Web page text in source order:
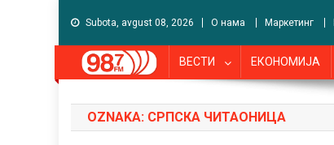
Subota, avgust 08, 2026 О нама Маркетинг
ВЕСТИ ЕКОНОМИЈА
OZNAKA: СРПСКА ЧИТАОНИЦА